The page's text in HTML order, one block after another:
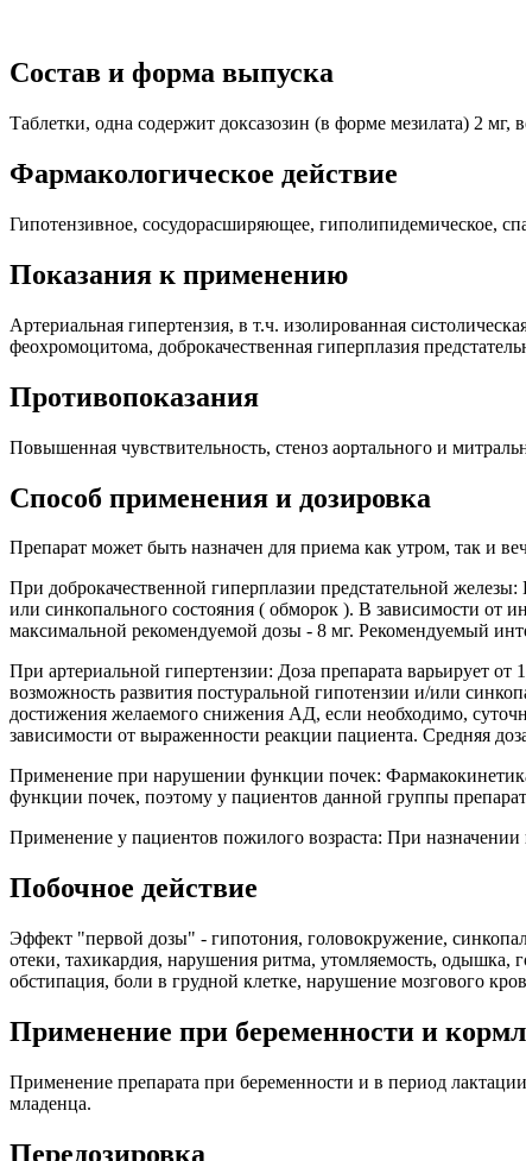
Состав и форма выпуска
Таблетки, одна содержит доксазозин (в форме мезилата) 2 мг,
Фармакологическое действие
Гипотензивное, сосудорасширяющее, гиполипидемическое,
Показания к применению
Артериальная гипертензия, в т.ч. изолированная
феохромоцитома, доброкачественная гиперплазия
Противопоказания
Повышенная чувствительность, стеноз аортального и
Способ применения и дозировка
Препарат может быть назначен для приема как утром, так и
При доброкачественной гиперплазии предстательной
или синкопального состояния ( обморок ). В зависимости
максимальной рекомендуемой дозы - 8 мг. Рекомендуемый
При артериальной гипертензии: Доза препарата варьирует
возможность развития постуральной гипотензии и/или
достижения желаемого снижения АД, если необходимо,
зависимости от выраженности реакции пациента. Средняя
Применение при нарушении функции почек:
функции почек, поэтому у пациентов данной группы
Применение у пациентов пожилого возраста: При назначении
Побочное действие
Эффект "первой дозы" - гипотония, головокружение,
отеки, тахикардия, нарушения ритма, утомляемость, одышка,
обстипация, боли в грудной клетке, нарушение мозгового
Применение при беременности и
Применение препарата при беременности и в период
младенца.
Передозировка